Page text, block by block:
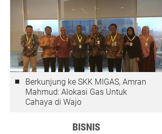
Berkunjung ke SKK MIGAS, Amran
Mahmud: Alokasi Gas Untuk
Cahaya di Wajo
BISNIS